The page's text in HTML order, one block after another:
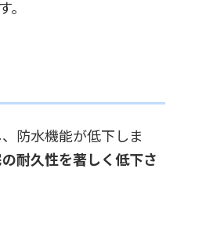
防水機能が低下しま
耐久性を著しく低下さ